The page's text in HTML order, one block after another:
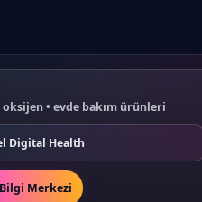
• evde bakım ürünleri
Digital Health
Bilgi Merkezi